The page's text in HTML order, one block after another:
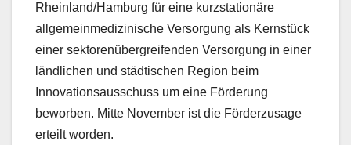
Rheinland/Hamburg für eine kurzstationäre
allgemeinmedizinische Versorgung als Kernstück
einer sektorenübergreifenden Versorgung in einer
ländlichen und städtischen Region beim
Innovationsausschuss um eine Förderung
beworben. Mitte November ist die Förderzusage
erteilt worden.